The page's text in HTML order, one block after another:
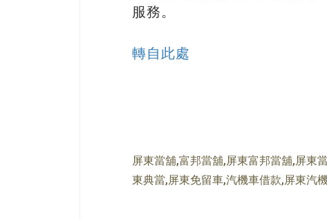
服務。
轉自此處
屏東當舖,富邦當舖,屏東富邦當舖,屏東
東典當,屏東免留車,汽機車借款,屏東汽